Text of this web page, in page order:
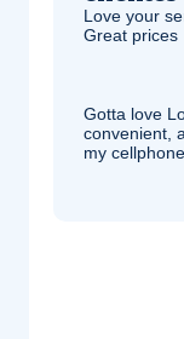
Love your
Great prices
Gotta love
convenient,
my